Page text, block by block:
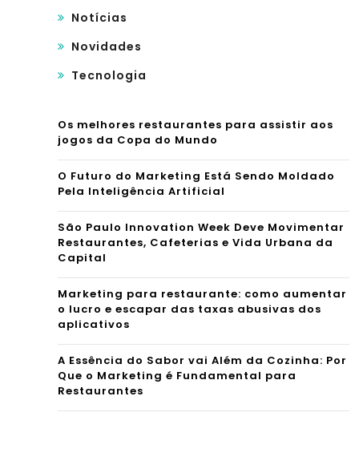
Notícias
Novidades
Tecnologia
Os melhores restaurantes para assistir aos
jogos da Copa do Mundo
O Futuro do Marketing Está Sendo Moldado
Pela Inteligência Artificial
São Paulo Innovation Week Deve Movimentar
Restaurantes, Cafeterias e Vida Urbana da
Capital
Marketing para restaurante: como aumentar
o lucro e escapar das taxas abusivas dos
aplicativos
A Essência do Sabor vai Além da Cozinha: Por
Que o Marketing é Fundamental para
Restaurantes